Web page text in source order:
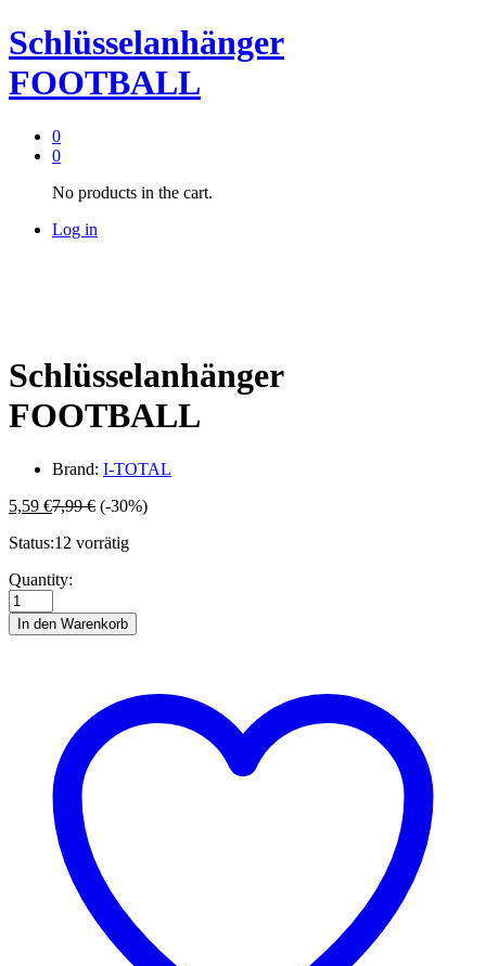
Schlüsselanhänger
FOOTBALL
0
0
No products in the cart.
Log in
Schlüsselanhänger
FOOTBALL
Brand: I-TOTAL
5,59 €7,99€ (-30%)
Status:12 vorrätig
Schlüsselanhänger
FOOTBALL
quantity
Quantity:
In den Warenkorb